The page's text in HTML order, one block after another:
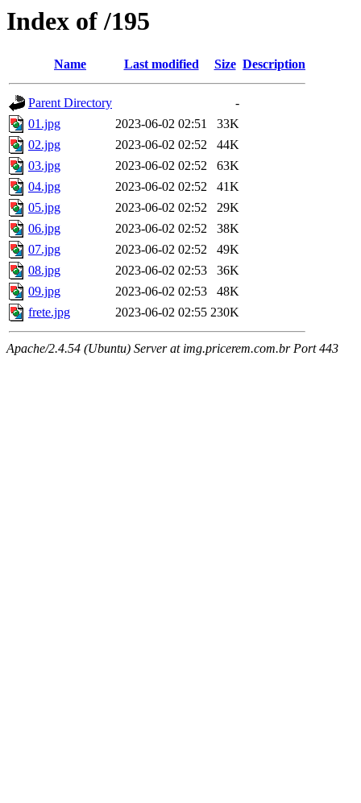
Index of /195
Name Last modified Size Description
Parent Directory
-
01.jpg
2023-06-02 02:51
33K
02.jpg
2023-06-02 02:52
44K
03.jpg
2023-06-02 02:52
63K
04.jpg
2023-06-02 02:52
41K
05.jpg
2023-06-02 02:52
29K
06.jpg
2023-06-02 02:52
38K
07.jpg
2023-06-02 02:52
49K
08.jpg
2023-06-02 02:53
36K
09.jpg
2023-06-02 02:53
48K
frete.jpg
2023-06-02 02:55 230K
Apache/2.4.54 (Ubuntu) Server at img.pricerem.com.br Port 443